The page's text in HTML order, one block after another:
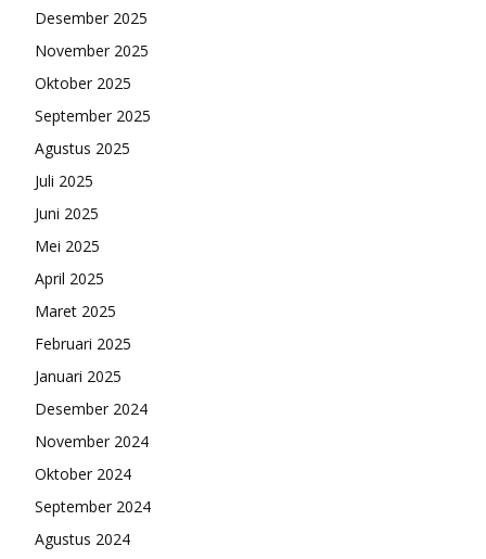
Desember 2025
November 2025
Oktober 2025
September 2025
Agustus 2025
Juli 2025
Juni 2025
Mei 2025
April 2025
Maret 2025
Februari 2025
Januari 2025
Desember 2024
November 2024
Oktober 2024
September 2024
Agustus 2024